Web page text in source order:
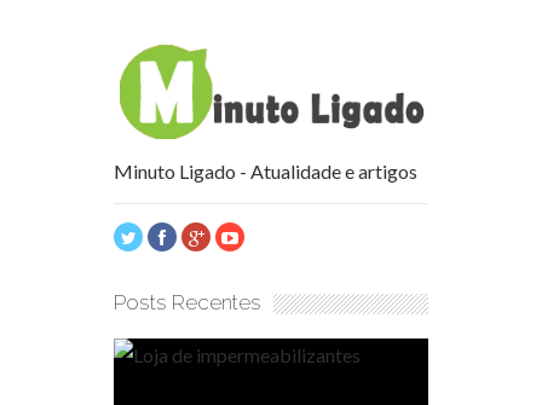
Minuto Ligado - Atualidade e artigos
Posts Recentes